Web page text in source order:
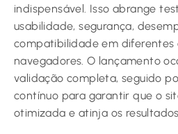
indispensável. Isso abrange
usabilidade, segurança,
compatibilidade em diferentes
navegadores. O lançamento
validação completa, seguido
contínuo para garantir que o
otimizada e atinja os